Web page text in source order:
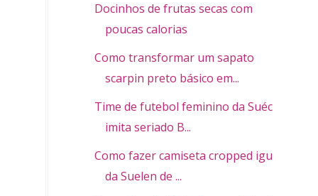
Docinhos de frutas secas com
poucas calorias
Como transformar um sapato
scarpin preto básico em...
Time de futebol feminino da Suécia
imita seriado B...
Como fazer camiseta cropped igual a
da Suelen de ...